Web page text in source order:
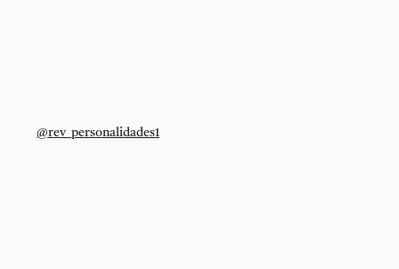
@rev_personalidades1